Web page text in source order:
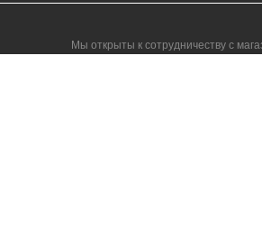
Мы открыты к сотрудничеству с